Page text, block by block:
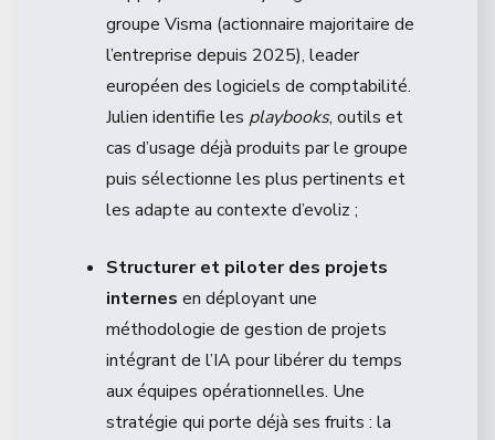
groupe Visma (actionnaire majoritaire de
l’entreprise depuis 2025), leader
européen des logiciels de comptabilité.
Julien identifie les playbooks, outils et
cas d’usage déjà produits par le groupe
puis sélectionne les plus pertinents et
les adapte au contexte d’evoliz ;
Structurer et piloter des projets
internes en déployant une
méthodologie de gestion de projets
intégrant de l’IA pour libérer du temps
aux équipes opérationnelles. Une
stratégie qui porte déjà ses fruits : la